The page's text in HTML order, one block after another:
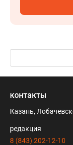
контакты
Казань,
редакция
8 (843) 202-12-10